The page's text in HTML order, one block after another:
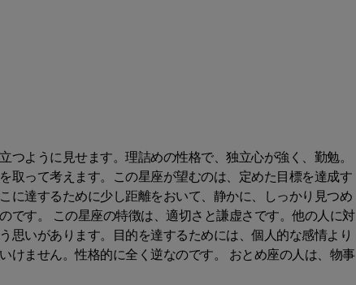
ように見せます。理詰めの性格で、独立心が強く、勤勉。
取って考えます。この星座が望むのは、定めた目標を達成す
に達するために少し距離をおいて、静かに、しっかり見つめ
です。 この星座の特徴は、適切さと謙虚さです。他の人に対
思いがあります。目的を達するためには、個人的な感情より
けません。性格的に全く逆なのです。 おとめ座の人は、物事